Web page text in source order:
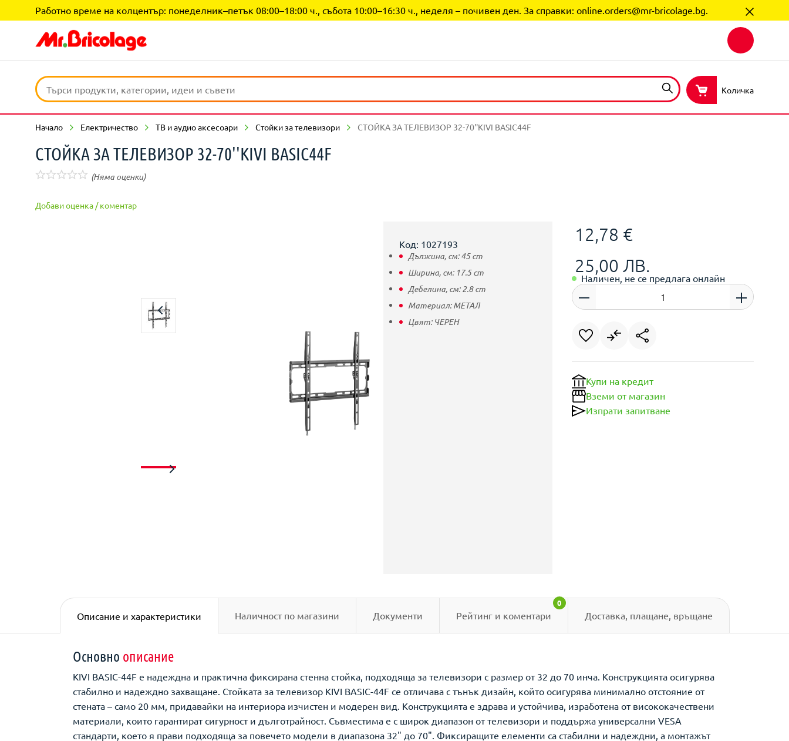
Работно време на колцентър: понеделник–петък 08:00–18:00 ч., събота 10:00–16:30 ч., неделя – почивен ден. За справки: online.orders@mr-bricolage.bg.
Количка
Начало Електричество ТВ и аудио аксесоари Стойки за телевизори СТОЙКА ЗА ТЕЛЕВИЗОР 32-70''KIVI BASIC44F
СТОЙКА ЗА ТЕЛЕВИЗОР 32-70''KIVI BASIC44F
(Няма оценки)
Добави оценка / коментар
12,78 €
25,00 ЛВ.
Наличен, не се предлага онлайн
Купи на кредит
Вземи от магазин
Изпрати запитване
Код: 1027193
Дължина, см:45cm
Ширина, см: 17.5cm
Дебелина, см:2.8cm
Материал:МЕТАЛ
Цвят: ЧЕРЕН
Описание и характеристики Наличност по магазини Документи Рейтинг и коментари
0
Доставка, плащане, връщане
Основно описание
KIVI BASIC-44F е надеждна и практична фиксирана стенна стойка, подходяща за телевизори с размер от 32 до 70 инча. Конструкцията осигурява
стабилно и надеждно захващане. Стойката за телевизор KIVI BASIC-44F се отличава с тънък дизайн, който осигурява минимално отстояние от
стената – само 20 мм, придавайки на интериора изчистен и модерен вид. Конструкцията е здрава и устойчива, изработена от висококачествени
материали, които гарантират сигурност и дълготрайност. Съвместима е с широк диапазон от телевизори и поддържа универсални VESA
стандарти, което я прави подходяща за повечето модели в диапазона 32" до 70". Фиксиращите елементи са стабилни и надеждни, а монтажът